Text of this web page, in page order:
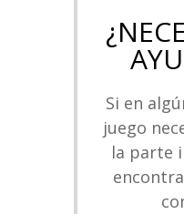
Si en
juego
la parte